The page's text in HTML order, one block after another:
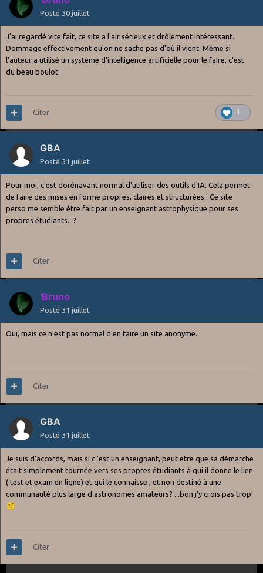
Posté 30 juillet
J'ai regardé vite fait, ce site a l'air sérieux et drôlement intéressant.
Dommage effectivement qu'on ne sache pas d'où il vient. Même si
l'auteur a utilisé un système d'intelligence artificielle pour le faire, c'est
du beau boulot.
1
Citer
GBA
Posté 31 juillet
Pour moi, c'est dorénavant normal d'utiliser des outils d'IA. Cela permet
de faire des mises en forme propres, claires et structurées. Ce site
perso me semble être fait par un enseignant astrophysique pour ses
propres étudiants...?
Citer
'Bruno
Posté 31 juillet
Oui, mais ce n'est pas normal d'en faire un site anonyme.
Citer
GBA
Posté 31 juillet
Je suis d'accords, mais si c 'est un enseignant, peut etre que sa démarche
était simplement tournée vers ses propres étudiants à qui il donne le lien
( test et exam en ligne) et qui le connaisse , et non destiné à une
communauté plus large d'astronomes amateurs? ...bon j'y crois pas trop!
🤨
Citer